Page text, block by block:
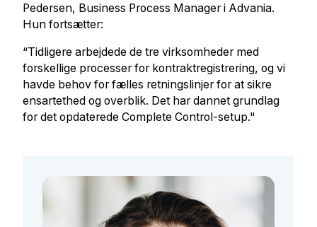
Pedersen, Business Process Manager i Advania.
Hun fortsætter:
“Tidligere arbejdede de tre virksomheder med
forskellige processer for kontraktregistrering, og vi
havde behov for fælles retningslinjer for at sikre
ensartethed og overblik. Det har dannet grundlag
for det opdaterede Complete Control-setup."